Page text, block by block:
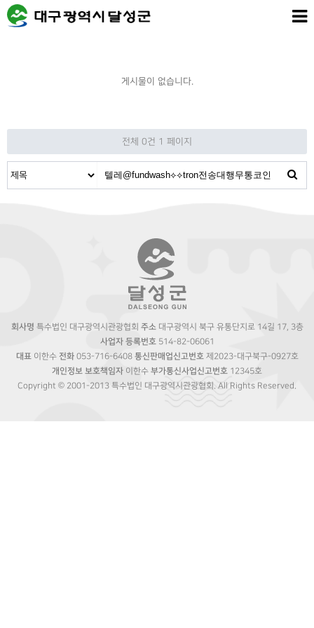
게시물이 없습니다.
전체 0건 1 페이지
회사명 특수법인 대구광역시관광협회 주소대구광역시 북구 유통단지로 14길 17, 3층
사업자 등록번호514-82-06061
대표이한수 전화053-716-6408 통신판매업신고번호제2023-대구북구-0927호
개인정보 보호책임자 이한수 부가통신사업신고번호 12345호
Copyright © 2001-2013 특수법인 대구광역시관광협회. All Rights Reserved.